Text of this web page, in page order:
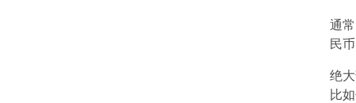
通
民
绝
比